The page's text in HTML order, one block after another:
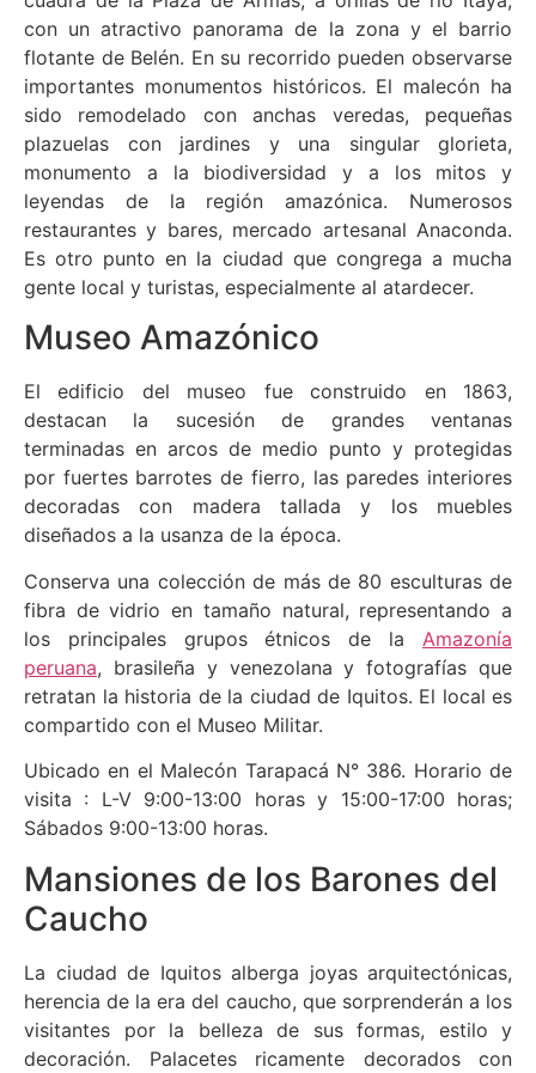
con un atractivo panorama de la zona y el barrio
flotante de Belén. En su recorrido pueden observarse
importantes monumentos históricos. El malecón ha
sido remodelado con anchas veredas, pequeñas
plazuelas con jardines y una singular glorieta,
monumento a la biodiversidad y a los mitos y
leyendas de la región amazónica. Numerosos
restaurantes y bares, mercado artesanal Anaconda.
Es otro punto en la ciudad que congrega a mucha
gente local y turistas, especialmente al atardecer.
Museo Amazónico
El edificio del museo fue construido en 1863,
destacan la sucesión de grandes ventanas
terminadas en arcos de medio punto y protegidas
por fuertes barrotes de fierro, las paredes interiores
decoradas con madera tallada y los muebles
diseñados a la usanza de la época.
Conserva una colección de más de 80 esculturas de
fibra de vidrio en tamaño natural, representando a
los principales grupos étnicos de la Amazonía
peruana, brasileña y venezolana y fotografías que
retratan la historia de la ciudad de Iquitos. El local es
compartido con el Museo Militar.
Ubicado en el Malecón Tarapacá N° 386. Horario de
visita : L-V 9:00-13:00 horas y 15:00-17:00 horas;
Sábados 9:00-13:00 horas.
Mansiones de los Barones del
Caucho
La ciudad de Iquitos alberga joyas arquitectónicas,
herencia de la era del caucho, que sorprenderán a los
visitantes por la belleza de sus formas, estilo y
decoración. Palacetes ricamente decorados con